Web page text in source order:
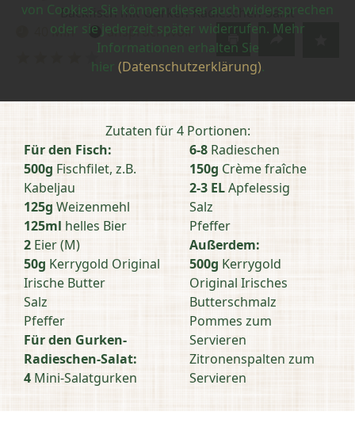
von Cookies. Sie können dieser auch widersprechen
oder sie jederzeit später widerrufen. Mehr
Informationen erhalten Sie
hier (Datenschutzerklärung).
Backfisch mit Gurken-Radieschen-Salat
Zubereitungszeit:
40 Min Schwierigkeit:
anspruchsvoll
Zutaten für 4 Portionen:
Für den Fisch:
500g Fischfilet, z.B.
Kabeljau
125g Weizenmehl
125ml helles Bier
2 Eier (M)
50g Kerrygold Original
Irische Butter
Salz
Pfeffer
Für den Gurken-
Radieschen-Salat:
4 Mini-Salatgurken
6-8 Radieschen
150g Crème fraîche
2-3 ELApfelessig
Salz
Pfeffer
Außerdem:
500g Kerrygold
Original Irisches
Butterschmalz
Pommes zum
Servieren
Zitronenspalten zum
Servieren